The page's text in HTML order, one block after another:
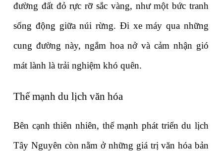
đường đất đỏ rực rỡ sắc vàng, như một bức tranh
sống động giữa núi rừng. Đi xe máy qua những
cung đường này, ngắm hoa nở và cảm nhận gió
mát lành là trải nghiệm khó quên.
Thế mạnh du lịch văn hóa
Bên cạnh thiên nhiên, thế mạnh phát triển du lịch
Tây Nguyên còn nằm ở những giá trị văn hóa bản